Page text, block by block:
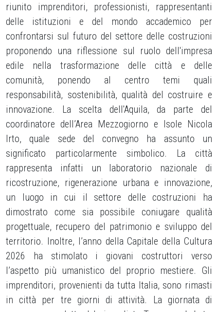
riunito imprenditori, professionisti, rappresentanti
delle istituzioni e del mondo accademico per
confrontarsi sul futuro del settore delle costruzioni
proponendo una riflessione sul ruolo dell'impresa
edile nella trasformazione delle città e delle
comunità, ponendo al centro temi quali
responsabilità, sostenibilità, qualità del costruire e
innovazione. La scelta dell'Aquila, da parte del
coordinatore dell’Area Mezzogiorno e Isole Nicola
Irto, quale sede del convegno ha assunto un
significato particolarmente simbolico. La città
rappresenta infatti un laboratorio nazionale di
ricostruzione, rigenerazione urbana e innovazione,
un luogo in cui il settore delle costruzioni ha
dimostrato come sia possibile coniugare qualità
progettuale, recupero del patrimonio e sviluppo del
territorio. Inoltre, l’anno della Capitale della Cultura
2026 ha stimolato i giovani costruttori verso
l’aspetto più umanistico del proprio mestiere. Gli
imprenditori, provenienti da tutta Italia, sono rimasti
in città per tre giorni di attività. La giornata di